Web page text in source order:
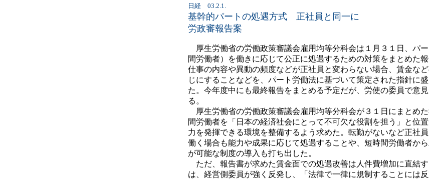
日経 03.2.1.
基幹的パートの処遇方式 正社員と同一に
労政審報告案
厚生労働省の労働政策審議会雇用均等分科会は１月３１日、パ
間労働者）を働きに応じて公正に処遇するための対策をまとめた報
仕事の内容や異動の頻度などが正社員と変わらない場合、賃金な
じにすることなどを、パート労働法に基づいて策定された指針に
た。今年度中にも最終報告をまとめる予定だが、労使の委員で意
る。
厚生労働省の労働政策審議会雇用均等分科会が３１日にまとめ
間労働者を「日本の経済社会にとって不可欠な役割を担う」と位
力を発揮できる環境を整備するよう求めた。転勤がないなど正社
働く場合も能力や成果に応じて処遇することや、短時間労働者か
が可能な制度の導入も打ち出した。
ただ、報告書が求めた賃金面での処遇改善は人件費増加に直結
は、経営側委員が強く反発し、「法律で一律に規制することには